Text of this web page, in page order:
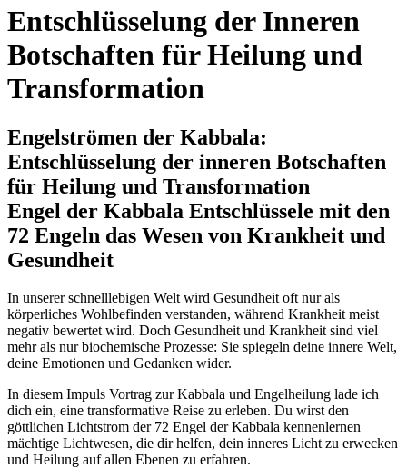
Entschlüsselung der Inneren
Botschaften für Heilung und
Transformation
Engelströmen der Kabbala:
Entschlüsselung der inneren Botschaften
für Heilung und Transformation
Engel der Kabbala Entschlüssele mit den
72 Engeln das Wesen von Krankheit und
Gesundheit
In unserer schnelllebigen Welt wird Gesundheit oft nur als
körperliches Wohlbefinden verstanden, während Krankheit meist
negativ bewertet wird. Doch Gesundheit und Krankheit sind viel
mehr als nur biochemische Prozesse: Sie spiegeln deine innere Welt,
deine Emotionen und Gedanken wider.
In diesem Impuls Vortrag zur Kabbala und Engelheilung lade ich
dich ein, eine transformative Reise zu erleben. Du wirst den
göttlichen Lichtstrom der 72 Engel der Kabbala kennenlernen
mächtige Lichtwesen, die dir helfen, dein inneres Licht zu erwecken
und Heilung auf allen Ebenen zu erfahren.